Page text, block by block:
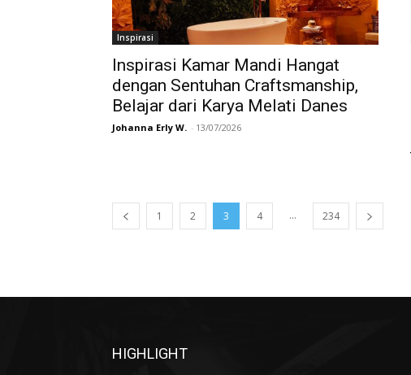
Inspirasi
Inspirasi Kamar Mandi Hangat
dengan Sentuhan Craftsmanship,
Belajar dari Karya Melati Danes
Johanna Erly W. - 13/07/2026
1 2 3 4 ... 234
HIGHLIGHT